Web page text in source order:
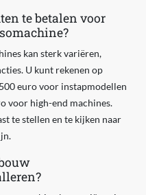
te betalen voor
kan sterk variëren,
U kunt rekenen op
euro voor instapmodellen
voor high-end machines.
te stellen en te kijken naar